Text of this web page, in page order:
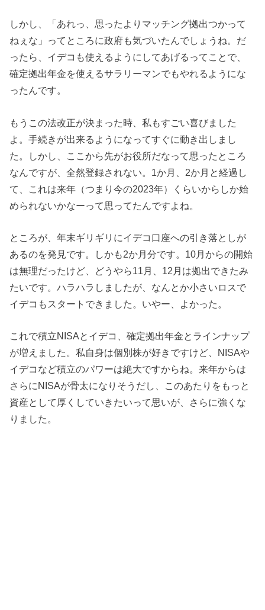
しかし、「あれっ、思ったよりマッチング拠出つかって
ねぇな」ってところに政府も気づいたんでしょうね。だ
ったら、イデコも使えるようにしてあげるってことで、
確定拠出年金を使えるサラリーマンでもやれるようにな
ったんです。
もうこの法改正が決まった時、私もすごい喜びました
よ。手続きが出来るようになってすぐに動き出しまし
た。しかし、ここから先がお役所だなって思ったところ
なんですが、全然登録されない。1か月、2か月と経過し
て、これは来年（つまり今の2023年）くらいからしか始
められないかなーって思ってたんですよね。
ところが、年末ギリギリにイデコ口座への引き落としが
あるのを発見です。しかも2か月分です。10月からの開始
は無理だったけど、どうやら11月、12月は拠出できたみ
たいです。ハラハラしましたが、なんとか小さいロスで
イデコもスタートできました。いやー、よかった。
これで積立NISAとイデコ、確定拠出年金とラインナップ
が増えました。私自身は個別株が好きですけど、NISAや
イデコなど積立のパワーは絶大ですからね。来年からは
さらにNISAが骨太になりそうだし、このあたりをもっと
資産として厚くしていきたいって思いが、さらに強くな
りました。